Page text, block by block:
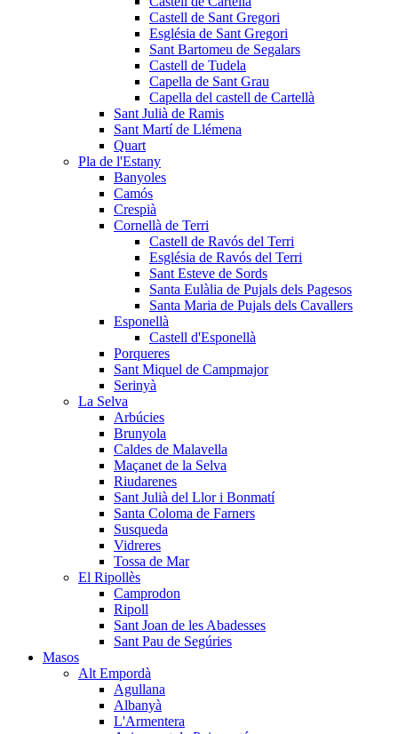
Castell de Sant Gregori
Església de Sant Gregori
Sant Bartomeu de Segalars
Castell de Tudela
Capella de Sant Grau
Capella del castell de Cartellà
Sant Julià de Ramis
Sant Martí de Llémena
Quart
Pla de l'Estany
Banyoles
Camós
Crespià
Cornellà de Terri
Castell de Ravós del Terri
Església de Ravós del Terri
Sant Esteve de Sords
Santa Eulàlia de Pujals dels Pagesos
Santa Maria de Pujals dels Cavallers
Esponellà
Castell d'Esponellà
Porqueres
Sant Miquel de Campmajor
Serinyà
La Selva
Arbúcies
Brunyola
Caldes de Malavella
Maçanet de la Selva
Riudarenes
Sant Julià del Llor i Bonmatí
Santa Coloma de Farners
Susqueda
Vidreres
Tossa de Mar
El Ripollès
Camprodon
Ripoll
Sant Joan de les Abadesses
Sant Pau de Segúries
Masos
Alt Empordà
Agullana
Albanyà
L'Armentera